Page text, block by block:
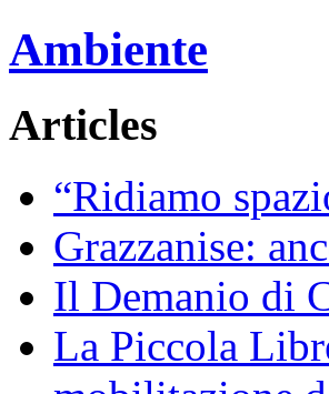
Ambiente
Articles
“Ridiamo
Grazzanise:
Il Demanio di
La Piccola